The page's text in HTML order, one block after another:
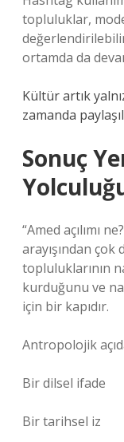
topluluklar,
ortamda da
Kültür artık
zamanda
Sonuç
“Amed açılımı
arayışından çok
topluluklarının
kurduğunu ve
için bir kapıdır.
Antropolojik
Bir dilsel ifade
Bir tarihsel iz